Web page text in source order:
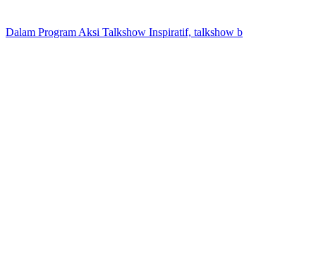
Dalam Program Aksi Talkshow Inspiratif, talkshow b